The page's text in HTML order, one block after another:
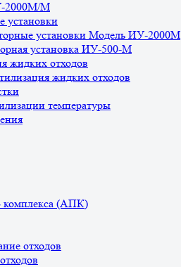
2000М/М
установки
установки Модель ИУ-2000М
установка ИУ-500-М
жидких отходов
жидких отходов
температуры
комплекса (АПК)
отходов